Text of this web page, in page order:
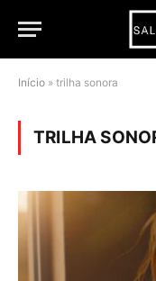
Início » trilha sonora
TRILHA